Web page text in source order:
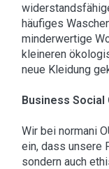
häufiges
minderwertige
kleineren
neue Kleidung
Business Social
Wir bei normani
ein, dass unsere
sondern auch